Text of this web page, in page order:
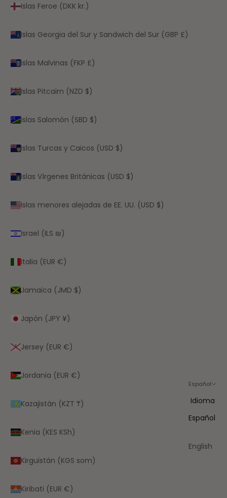
Islas Feroe (DKK kr.)
Islas Georgia del Sur y Sandwich del Sur (GBP £)
Islas Malvinas (FKP £)
Islas Pitcairn (NZD $)
Islas Salomón (SBD $)
Islas Turcas y Caicos (USD $)
Islas Vírgenes Británicas (USD $)
Islas menores alejadas de EE. UU. (USD $)
Israel (ILS ₪)
Italia (EUR €)
Jamaica (JMD $)
Japón (JPY ¥)
Jersey (EUR €)
Jordania (EUR €)
Kazajistán (KZT ₸)
Kenia (KES KSh)
Kirguistán (KGS som)
Kiribati (EUR €)
Español
Idioma
Español
English